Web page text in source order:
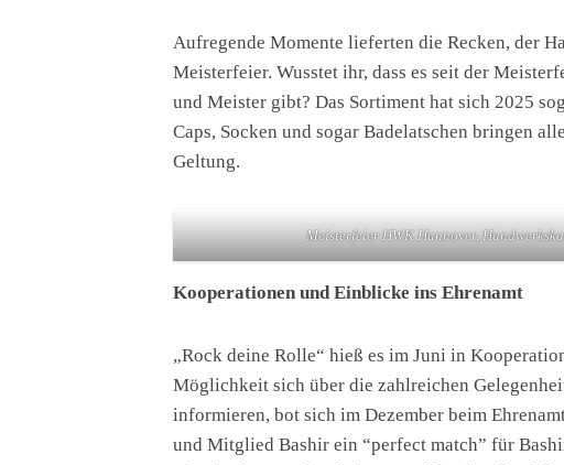
Aufregende Momente lieferten die Recken, der
Meisterfeier. Wusstet ihr, dass es seit der
und Meister gibt? Das Sortiment hat sich 2025
Caps, Socken und sogar Badelatschen bringen
Geltung.
Meisterfeier HWK Hannover,
Kooperationen und Einblicke ins Ehrenamt
„Rock deine Rolle“ hieß es im Juni in
Möglichkeit sich über die zahlreichen
informieren, bot sich im Dezember beim
und Mitglied Bashir ein “perfect match” für